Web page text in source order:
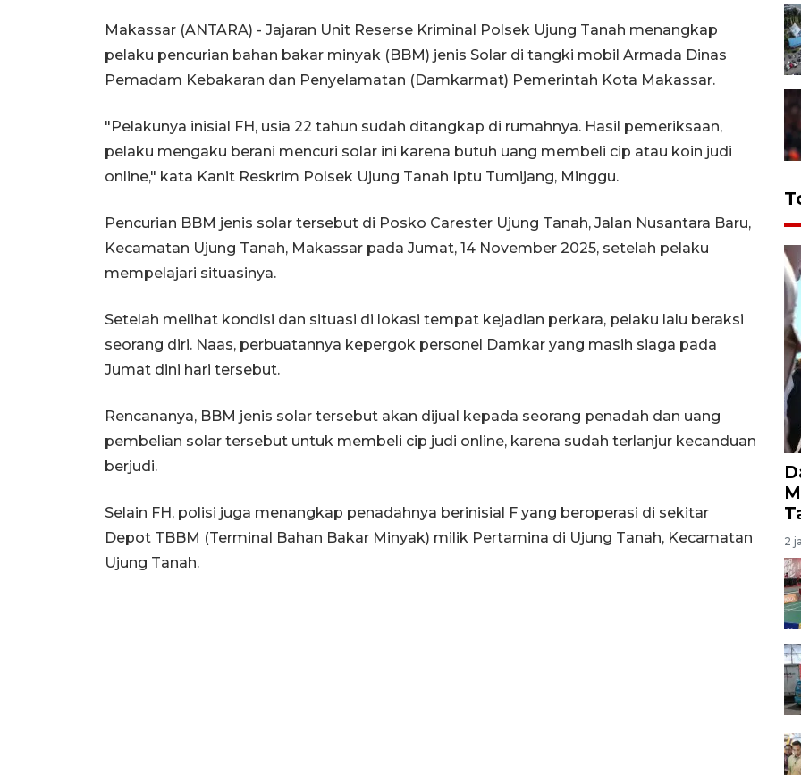
Makassar (ANTARA) - Jajaran Unit Reserse Kriminal Polsek Ujung Tanah menangkap
pelaku pencurian bahan bakar minyak (BBM) jenis Solar di tangki mobil Armada Dinas
Pemadam Kebakaran dan Penyelamatan (Damkarmat) Pemerintah Kota Makassar.
"Pelakunya inisial FH, usia 22 tahun sudah ditangkap di rumahnya. Hasil pemeriksaan,
pelaku mengaku berani mencuri solar ini karena butuh uang membeli cip atau koin judi
online," kata Kanit Reskrim Polsek Ujung Tanah Iptu Tumijang, Minggu.
Pencurian BBM jenis solar tersebut di Posko Carester Ujung Tanah, Jalan Nusantara Baru,
Kecamatan Ujung Tanah, Makassar pada Jumat, 14 November 2025, setelah pelaku
mempelajari situasinya.
Setelah melihat kondisi dan situasi di lokasi tempat kejadian perkara, pelaku lalu beraksi
seorang diri. Naas, perbuatannya kepergok personel Damkar yang masih siaga pada
Jumat dini hari tersebut.
Rencananya, BBM jenis solar tersebut akan dijual kepada seorang penadah dan uang
pembelian solar tersebut untuk membeli cip judi online, karena sudah terlanjur kecanduan
berjudi.
Selain FH, polisi juga menangkap penadahnya berinisial F yang beroperasi di sekitar
Depot TBBM (Terminal Bahan Bakar Minyak) milik Pertamina di Ujung Tanah, Kecamatan
Ujung Tanah.
2